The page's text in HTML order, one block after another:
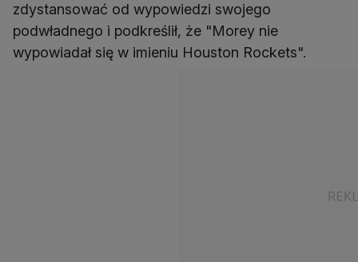
zdystansować od wypowiedzi swojego
podwładnego i podkreślił, że "Morey nie
wypowiadał się w imieniu Houston Rockets".